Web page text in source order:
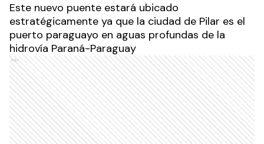
Este nuevo puente estará ubicado
estratégicamente ya que la ciudad de Pilar es el
puerto paraguayo en aguas profundas de la
hidrovía Paraná-Paraguay
Ads